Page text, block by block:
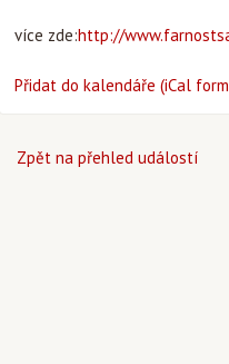
více zde:http://
Přidat do kalendáře (iCal
Zpět na přehled událostí